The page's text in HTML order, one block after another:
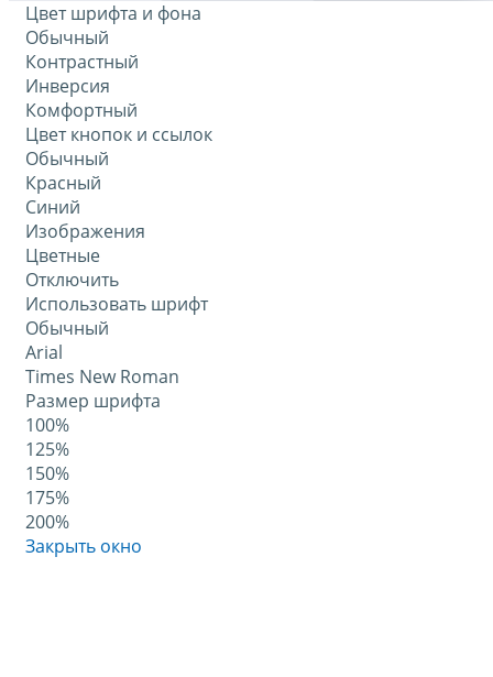
Цвет шрифта и фона
Обычный
Контрастный
Инверсия
Комфортный
Цвет кнопок и ссылок
Обычный
Красный
Синий
Изображения
Цветные
Отключить
Использовать шрифт
Обычный
Arial
Times New Roman
Размер шрифта
100%
125%
150%
175%
200%
Закрыть окно